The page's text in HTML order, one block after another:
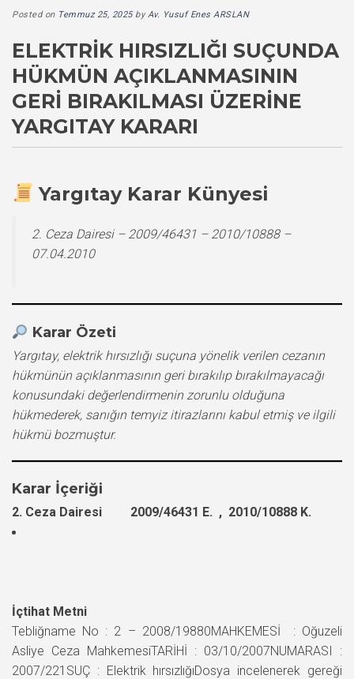
Posted on Temmuz 25, 2025byAv. Yusuf Enes ARSLAN
ELEKTRIK HIRSIZLIĞI SUÇUNDA
HÜKMÜN AÇIKLANMASININ
GERI BIRAKILMASI ÜZERINE
YARGITAY KARARI
Yargıtay Karar Künyesi
2. Ceza Dairesi – 2009/46431 – 2010/10888 –
07.04.2010
Karar Özeti
Yargıtay, elektrik hırsızlığı suçuna yönelik verilen cezanın
hükmünün açıklanmasının geri bırakılıp bırakılmayacağı
konusundaki değerlendirmenin zorunlu olduğuna
hükmederek, sanığın temyiz itirazlarını kabul etmiş ve ilgili
hükmü bozmuştur.
Karar İçeriği
2. Ceza Dairesi 2009/46431 E. , 2010/10888 K.
İçtihat Metni
Tebliğname No : 2 – 2008/19880MAHKEMESİ : Oğuzeli
Asliye Ceza MahkemesiTARİHİ : 03/10/2007NUMARASI :
2007/221SUÇ : Elektrik hırsızlığıDosya incelenerek gereği